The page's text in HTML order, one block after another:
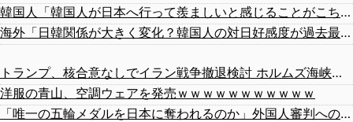
韓国人「韓国人が日本へ行って羨ましいと感じることがこちら…」→「日本は規模が違う国だから…（ﾌﾞﾙﾌﾞﾙ」＝韓国の反応
海外「日韓関係が大きく変化？韓国人の対日好感度が過去最高を記録」
トランプ、核合意なしでイラン戦争撤退検討 ホルムズ海峡完全再開なら
洋服の青山、空調ウェアを発売ｗｗｗｗｗｗｗｗｗｗｗ
「唯一の五輪メダルを日本に奪われるのか」外国人審判への“性接待”で大揺れの韓国サッカー界、ロンドン五輪メダル剝奪の可能性に戦々恐々「前例がない」